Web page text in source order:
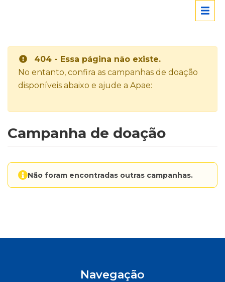
404 - Essa página não existe.
No entanto, confira as campanhas de doação
disponíveis abaixo e ajude a Apae:
Campanha de doação
Não foram encontradas outras campanhas.
Navegação